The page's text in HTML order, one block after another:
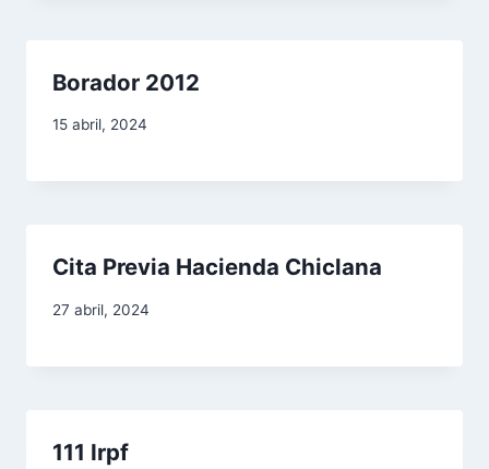
Borador 2012
15 abril, 2024
Cita Previa Hacienda Chiclana
27 abril, 2024
111 Irpf